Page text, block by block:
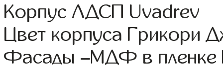
Корпус ЛДСП Uvadrev
Цвет корпуса Грикори
Фасады –МДФ в пленке